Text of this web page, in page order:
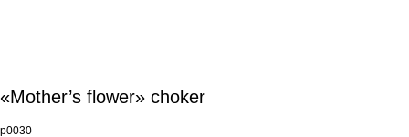
«Mother’s flower» choker
p0030